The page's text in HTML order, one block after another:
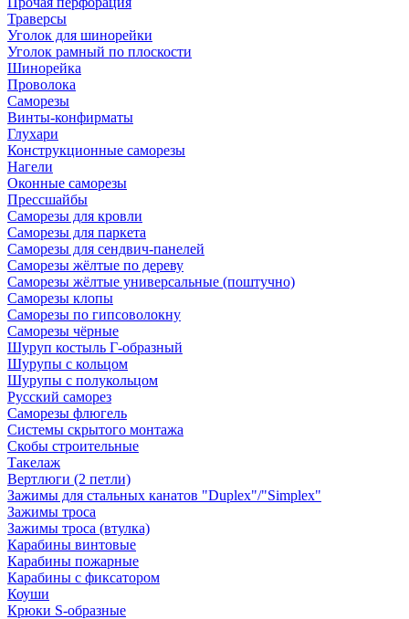
Траверсы
Уголок для шинорейки
Уголок рамный по плоскости
Шинорейка
Проволока
Саморезы
Винты-конфирматы
Глухари
Конструкционные саморезы
Нагели
Оконные саморезы
Прессшайбы
Саморезы для кровли
Саморезы для паркета
Саморезы для сендвич-панелей
Саморезы жёлтые по дереву
Саморезы жёлтые универсальные (поштучно)
Саморезы клопы
Саморезы по гипсоволокну
Саморезы чёрные
Шуруп костыль Г-образный
Шурупы с кольцом
Шурупы с полукольцом
Русский саморез
Саморезы флюгель
Системы скрытого монтажа
Скобы строительные
Такелаж
Вертлюги (2 петли)
Зажимы для стальных канатов "Duplex"/"Simplex"
Зажимы троса
Зажимы троса (втулка)
Карабины винтовые
Карабины пожарные
Карабины с фиксатором
Коуши
Крюки S-образные